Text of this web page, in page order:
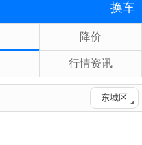
换车
降价
行情资讯
东城区